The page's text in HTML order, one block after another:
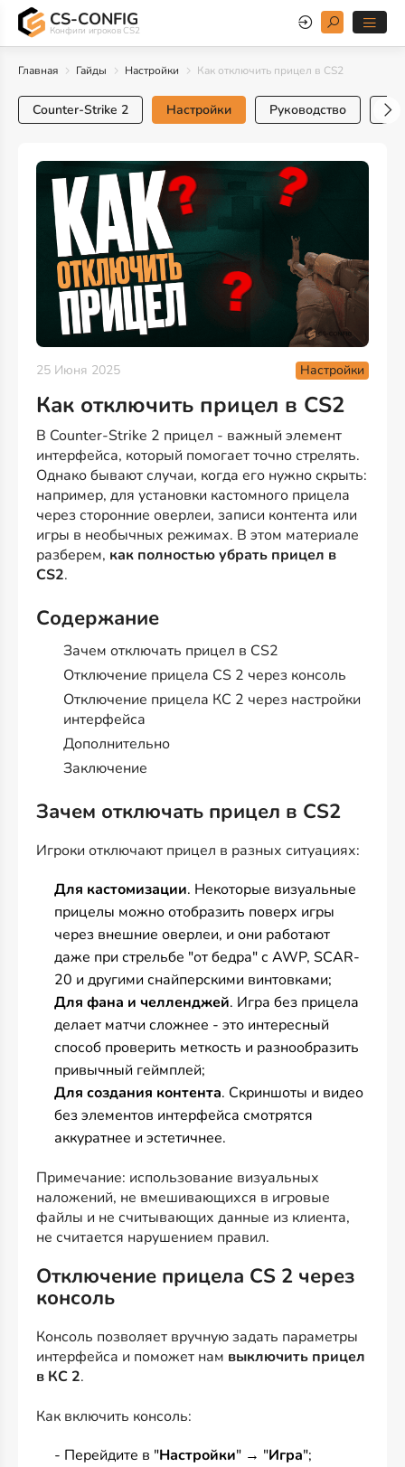
CS-CONFIG
Конфиги игроков CS2
Главная Гайды Настройки Как отключить прицел в CS2
Counter-Strike 2 Настройки Руководство
25 Июня 2025 Настройки
Как отключить прицел в CS2
В Counter-Strike 2 прицел - важный элемент
интерфейса, который помогает точно стрелять.
Однако бывают случаи, когда его нужно скрыть:
например, для установки кастомного прицела
через сторонние оверлеи, записи контента или
игры в необычных режимах. В этом материале
разберем, как полностью убрать прицел в
CS2.
Содержание
Зачем отключать прицел в CS2
Отключение прицела CS 2 через консоль
Отключение прицела КС 2 через настройки
интерфейса
Дополнительно
Заключение
Зачем отключать прицел в CS2
Игроки отключают прицел в разных ситуациях:
Для кастомизации. Некоторые визуальные
прицелы можно отобразить поверх игры
через внешние оверлеи, и они работают
даже при стрельбе "от бедра" с AWP, SCAR-
20 и другими снайперскими винтовками;
Для фана и челленджей. Игра без прицела
делает матчи сложнее - это интересный
способ проверить меткость и разнообразить
привычный геймплей;
Для создания контента. Скриншоты и видео
без элементов интерфейса смотрятся
аккуратнее и эстетичнее.
Примечание: использование визуальных
наложений, не вмешивающихся в игровые
файлы и не считывающих данные из клиента,
не считается нарушением правил.
Отключение прицела CS 2 через
консоль
Консоль позволяет вручную задать параметры
интерфейса и поможет нам выключить прицел
в КС 2.
Как включить консоль:
- Перейдите в "Настройки" → "Игра";